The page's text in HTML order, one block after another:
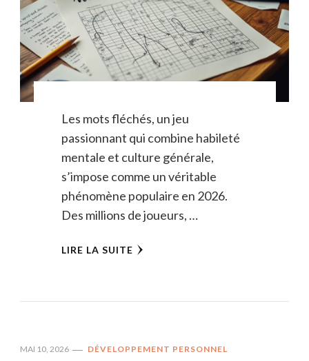
Les mots fléchés, un jeu
passionnant qui combine habileté
mentale et culture générale,
s’impose comme un véritable
phénomène populaire en 2026.
Des millions de joueurs, …
LIRE LA SUITE
MAI 10, 2026 DÉVELOPPEMENT PERSONNEL